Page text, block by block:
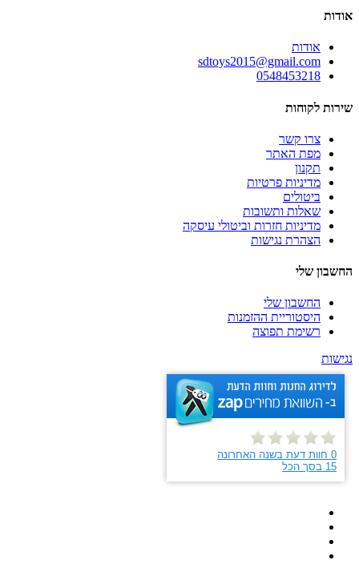
אודות
אודות
sdtoys2015@gmail.com
0548453218
שירות לקוחות
צרו קשר
מפת האתר
תקנון
מדיניות פרטיות
ביטולים
שאלות ותשובות
מדיניות חזרות וביטולי עיסקה
הצהרת נגישות
החשבון שלי
החשבון שלי
היסטוריית ההזמנות
רשימת תפוצה
נגישות